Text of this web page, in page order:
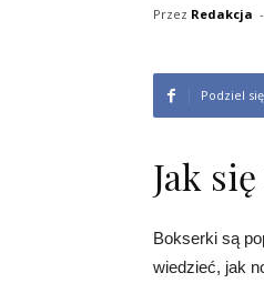
Przez Redakcja -
Podziel
Jak
Bokserki są
wiedzieć, jak